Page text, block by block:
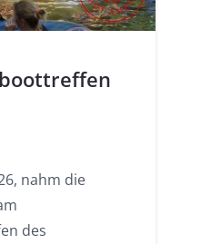
nahm die
des